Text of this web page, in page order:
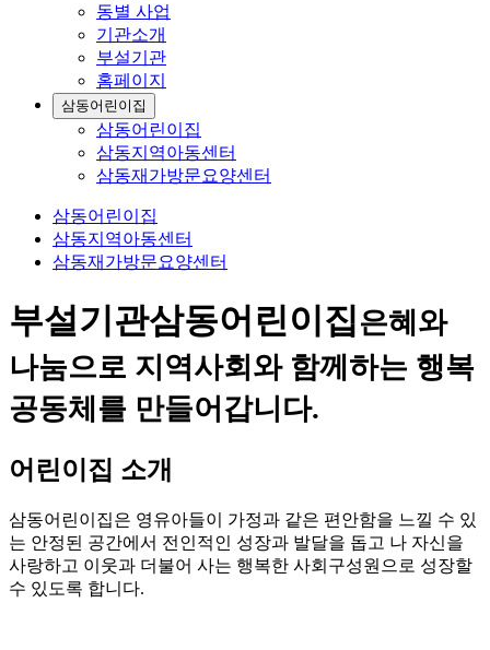
동별 사업
기관소개
부설기관
홈페이지
삼동어린이집
삼동어린이집
삼동지역아동센터
삼동재가방문요양센터
삼동어린이집
삼동지역아동센터
삼동재가방문요양센터
부설기관삼동어린이집은혜와
나눔으로 지역사회와 함께하는 행복
공동체를 만들어갑니다.
어린이집 소개
삼동어린이집은 영유아들이 가정과 같은 편안함을 느낄 수 있
는 안정된 공간에서 전인적인 성장과 발달을 돕고 나 자신을
사랑하고 이웃과 더불어 사는 행복한 사회구성원으로 성장할
수 있도록 합니다.